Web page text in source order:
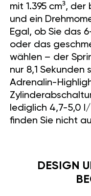
mit 1.395 cm³,
und ein
Egal, ob Sie das
oder das
wählen – der
nur 8,1 Sekunden
Adrenalin-
lediglich 4,7-5,0
finden Sie nicht
DESIGN